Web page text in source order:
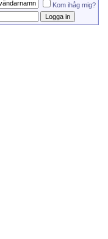
Kom ihåg mig?